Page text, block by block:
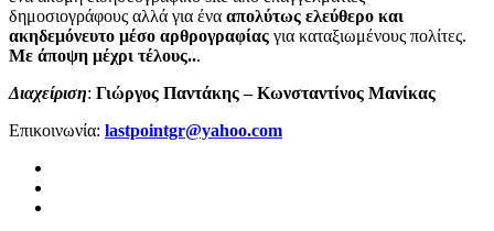
δημοσιογράφους αλλά για ένα απολύτως ελεύθερο και
ακηδεμόνευτο μέσο αρθρογραφίας για καταξιωμένους πολίτες.
Με άποψη μέχρι τέλους...
Διαχείριση: Γιώργος Παντάκης – Κωνσταντίνος Μανίκας
Επικοινωνία: lastpointgr@yahoo.com